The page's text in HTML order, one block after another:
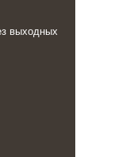
выходных